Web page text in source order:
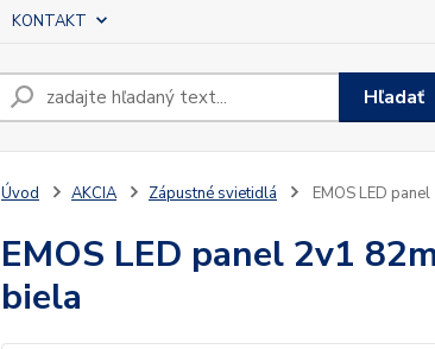
KONTAKT
Hľadať
Úvod AKCIA Zápustné svietidlá EMOS LED
EMOS LED panel 2v1
biela